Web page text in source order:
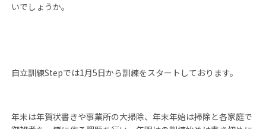
いでしょうか。
自立訓練Stepでは1月5日から訓練をスタートしております。
年末は年賀状書きや事業所の大掃除、年末年始は掃除と各家庭で